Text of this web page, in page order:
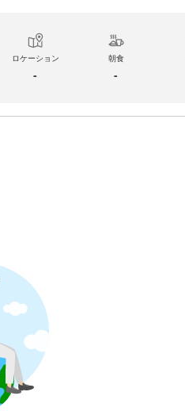
ロケーション
-
朝食
-